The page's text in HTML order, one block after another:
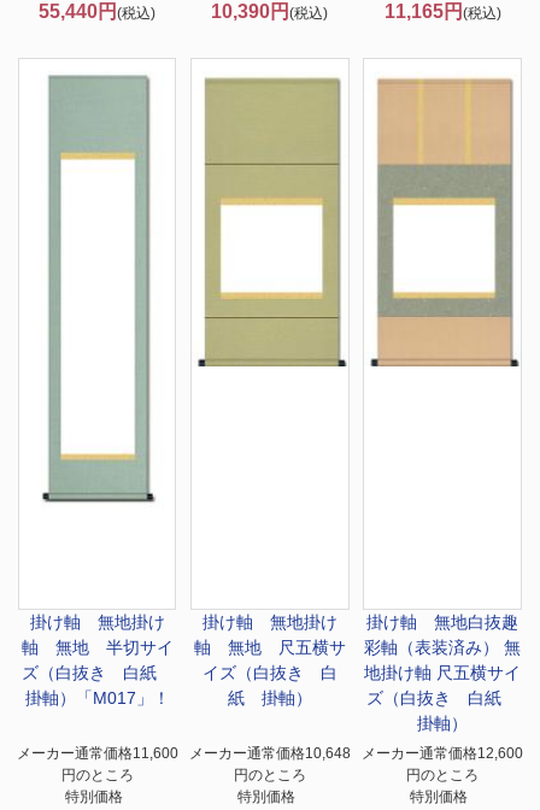
55,440円(税込) 10,390円(税込) 11,165円 (税込)
掛け軸 無地掛け
軸 無地 半切サイ
ズ（白抜き 白紙
掛軸）「M017」！
メーカー通常価格11,600
円のところ
特別価格
掛け軸 無地掛け
軸 無地 尺五横サ
イズ（白抜き 白
紙 掛軸）
メーカー通常価格10,648
円のところ
特別価格
掛け軸 無地白抜趣
彩軸（表装済み） 無
地掛け軸 尺五横サイ
ズ（白抜き 白紙
掛軸）
メーカー通常価格12,600
円のところ
特別価格